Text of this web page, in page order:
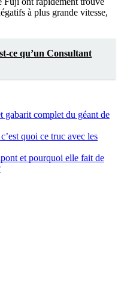
à plus grande vitesse,
ce qu’un Consultant
gabarit complet du géant de
quoi ce truc avec les
et pourquoi elle fait de